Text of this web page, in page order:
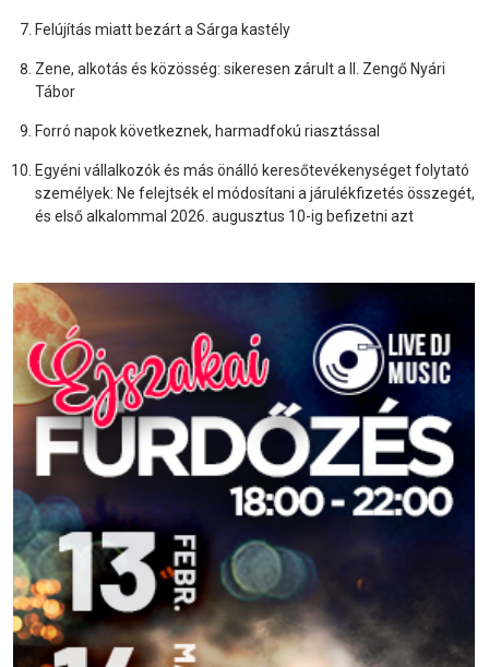
Felújítás miatt bezárt a Sárga kastély
Zene, alkotás és közösség: sikeresen zárult a II. Zengő Nyári
Tábor
Forró napok következnek, harmadfokú riasztással
Egyéni vállalkozók és más önálló keresőtevékenységet folytató
személyek: Ne felejtsék el módosítani a járulékfizetés összegét,
és első alkalommal 2026. augusztus 10-ig befizetni azt